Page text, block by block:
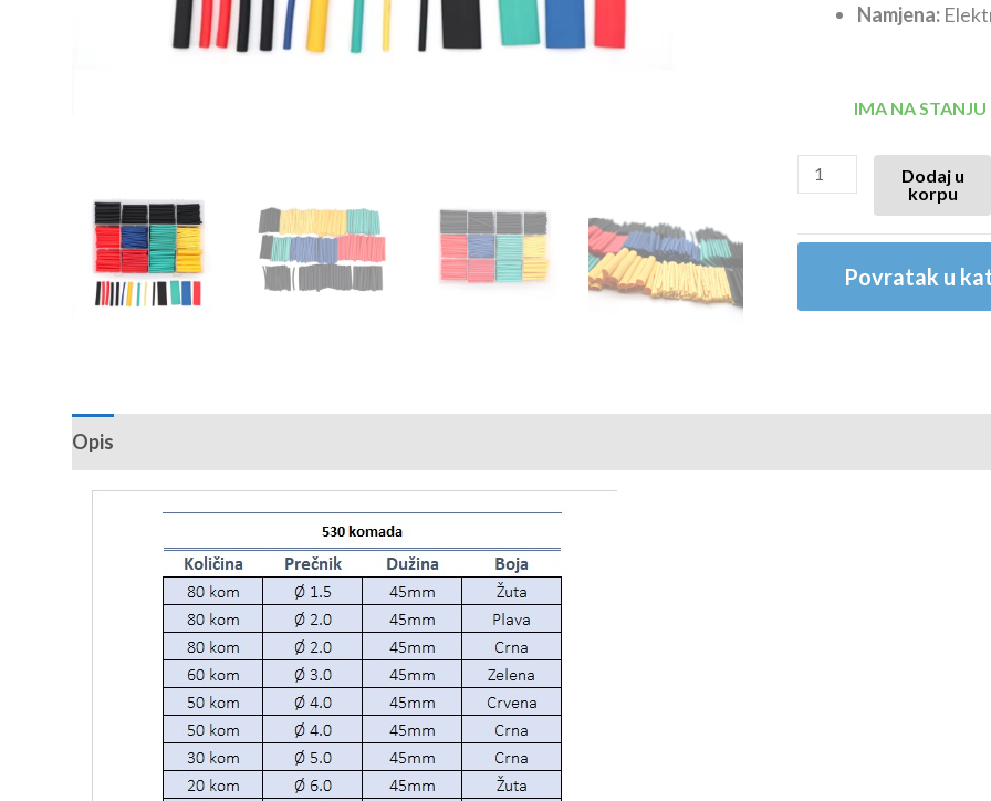
Namjena:
IMA NA STANJU
Dodaj u
korpu
Povratak u
Opis